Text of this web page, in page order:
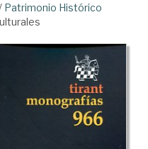
Patrimonio Histórico